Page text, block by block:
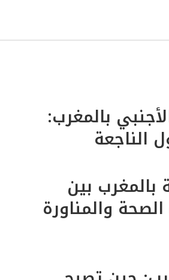
بالمغرب:
الناجعة
بالمغرب بين
والمناورة